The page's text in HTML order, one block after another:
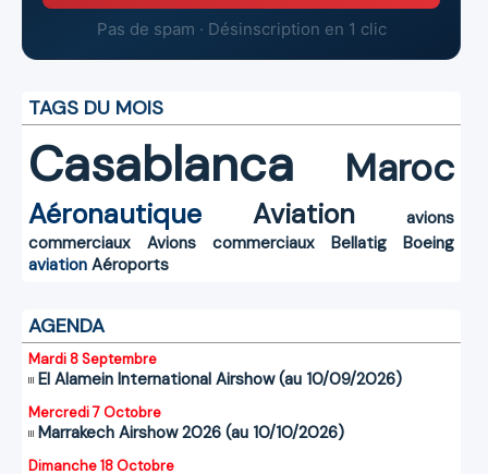
Pas de spam · Désinscription en 1 clic
TAGS DU MOIS
Casablanca Maroc
Aéronautique Aviation
avions
commerciaux
Avions commerciaux Bellatig
Boeing
aviation Aéroports
AGENDA
Mardi 8 Septembre
El Alamein International Airshow (au 10/09/2026)
Mercredi 7 Octobre
Marrakech Airshow 2026 (au 10/10/2026)
Dimanche 18 Octobre